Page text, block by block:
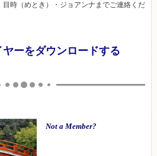
時（めとき）・ジョアンナまでご連絡くだ
ーをダウンロードする
Not a Member?